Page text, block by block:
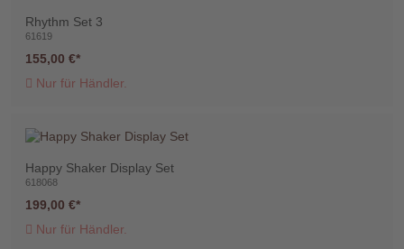
Rhythm Set 3
61619
155,00 €
Nur für Händler.
Happy Shaker Display Set
618068
199,00 €
Nur für Händler.